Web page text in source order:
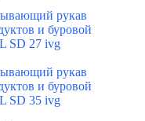
рукав
и буровой
SD 27 ivg
рукав
и буровой
SD 35 ivg